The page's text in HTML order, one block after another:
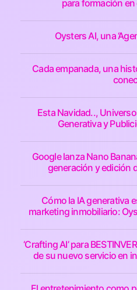
para formación
Oysters AI, una
Cada empanada, una
Esta Navidad..,
Generativa y
Google lanza Nano
generación y edición
Cómo la IA generativa
marketing inmobiliario:
‘Crafting AI’ para
de su nuevo servicio en